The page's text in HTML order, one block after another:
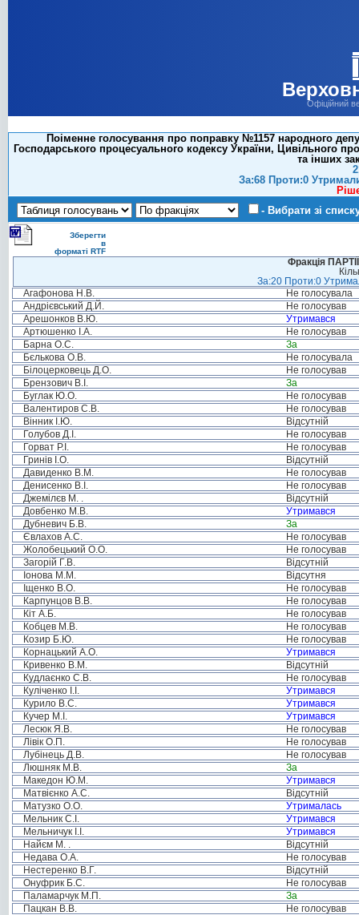
Офіційний
Поіменне голосування про поправку №1157 народного
Господарського процесуального кодексу України, Цивільного
та інших
За:68 Проти:0
- Вибрати зі
Зберегти
в
форматі RTF
Фракція
За:20 Проти:0
Агафонова Н.В.
Не голосувала
Андрієвський Д.Й.
Не голосував
Арешонков В.Ю.
Утримався
Артюшенко І.А.
Не голосував
Барна О.С.
За
Бєлькова О.В.
Не голосувала
Білоцерковець Д.О.
Не голосував
Брензович В.І.
За
Буглак Ю.О.
Не голосував
Валентиров С.В.
Не голосував
Вінник І.Ю.
Відсутній
Голубов Д.І.
Не голосував
Горват Р.І.
Не голосував
Гринів І.О.
Відсутній
Давиденко В.М.
Не голосував
Денисенко В.І.
Не голосував
Джемілєв М. .
Відсутній
Довбенко М.В.
Утримався
Дубневич Б.В.
За
Євлахов А.С.
Не голосував
Жолобецький О.О.
Не голосував
Загорій Г.В.
Відсутній
Іонова М.М.
Відсутня
Іщенко В.О.
Не голосував
Карпунцов В.В.
Не голосував
Кіт А.Б.
Не голосував
Кобцев М.В.
Не голосував
Козир Б.Ю.
Не голосував
Корнацький А.О.
Утримався
Кривенко В.М.
Відсутній
Кудлаєнко С.В.
Не голосував
Куліченко І.І.
Утримався
Курило В.С.
Утримався
Кучер М.І.
Утримався
Лесюк Я.В.
Не голосував
Лівік О.П.
Не голосував
Лубінець Д.В.
Не голосував
Люшняк М.В.
За
Македон Ю.М.
Утримався
Матвієнко А.С.
Відсутній
Матузко О.О.
Утрималась
Мельник С.І.
Утримався
Мельничук І.І.
Утримався
Найєм М. .
Відсутній
Недава О.А.
Не голосував
Нестеренко В.Г.
Відсутній
Онуфрик Б.С.
Не голосував
Паламарчук М.П.
За
Пацкан В.В.
Не голосував